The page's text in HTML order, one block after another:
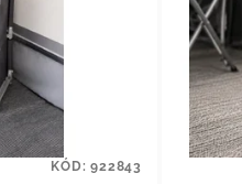
KÓD:922843